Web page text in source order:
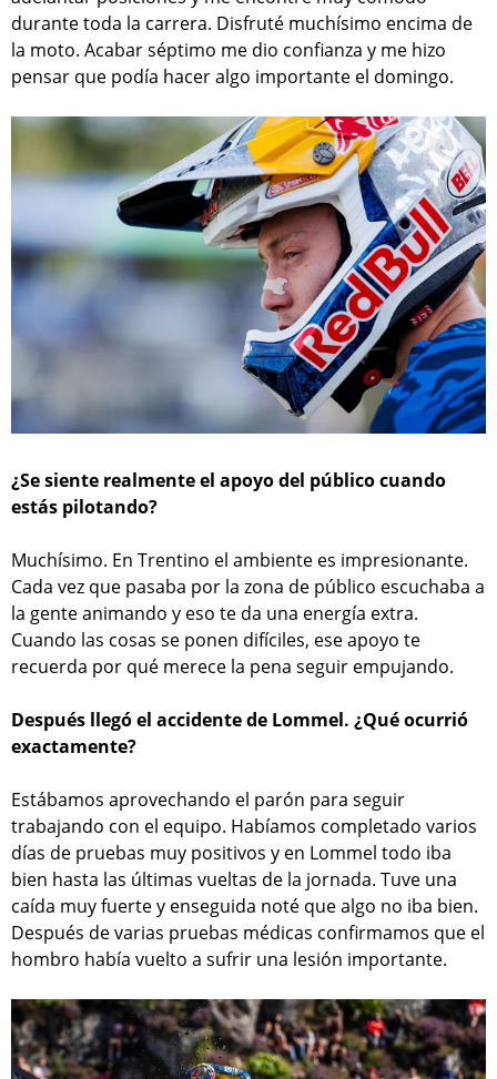
durante toda la carrera. Disfruté muchísimo encima de
la moto. Acabar séptimo me dio confianza y me hizo
pensar que podía hacer algo importante el domingo.
¿Se siente realmente el apoyo del público cuando
estás pilotando?
Muchísimo. En Trentino el ambiente es impresionante.
Cada vez que pasaba por la zona de público escuchaba a
la gente animando y eso te da una energía extra.
Cuando las cosas se ponen difíciles, ese apoyo te
recuerda por qué merece la pena seguir empujando.
Después llegó el accidente de Lommel. ¿Qué ocurrió
exactamente?
Estábamos aprovechando el parón para seguir
trabajando con el equipo. Habíamos completado varios
días de pruebas muy positivos y en Lommel todo iba
bien hasta las últimas vueltas de la jornada. Tuve una
caída muy fuerte y enseguida noté que algo no iba bien.
Después de varias pruebas médicas confirmamos que el
hombro había vuelto a sufrir una lesión importante.